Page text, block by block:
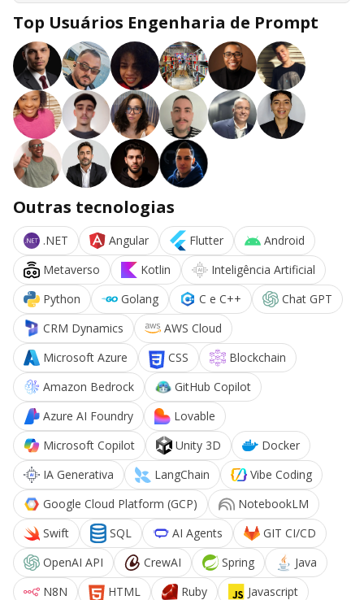
Top Usuários Engenharia de Prompt
Outras tecnologias
.NET Angular Flutter
Android
Metaverso
Kotlin
Inteligência Artificial
Python
Golang C e C++
Chat GPT
CRM Dynamics
AWS Cloud
Microsoft Azure
CSS
Blockchain
Amazon Bedrock
GitHub Copilot
Azure AI Foundry
Lovable
Microsoft Copilot
Unity 3D
Docker
IA Generativa
LangChain
Vibe Coding
Google Cloud Platform (GCP)
NotebookLM
Swift
SQL AI Agents
GIT CI/CD
OpenAI API
CrewAI Spring
Java
N8N
HTML Ruby
Javascript